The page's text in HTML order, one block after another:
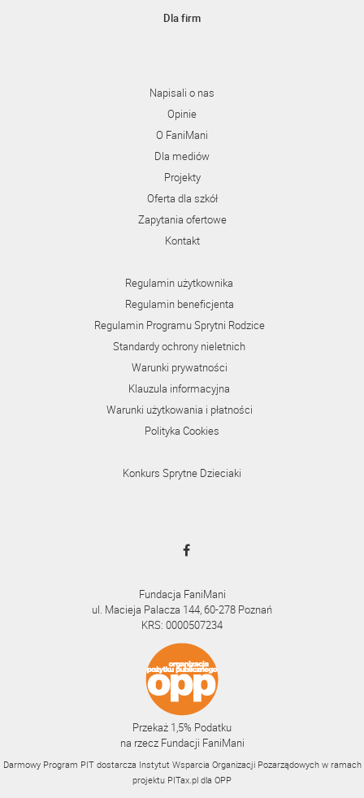
Dla firm
Napisali o nas
Opinie
O FaniMani
Dla mediów
Projekty
Oferta dla szkół
Zapytania ofertowe
Kontakt
Regulamin użytkownika
Regulamin beneficjenta
Regulamin Programu Sprytni Rodzice
Standardy ochrony nieletnich
Warunki prywatności
Klauzula informacyjna
Warunki użytkowania i płatności
Polityka Cookies
Konkurs Sprytne Dzieciaki
Fundacja FaniMani
ul. Macieja Palacza 144, 60-278 Poznań
KRS: 0000507234
Przekaż 1,5% Podatku
na rzecz Fundacji FaniMani
Darmowy Program PIT dostarcza Instytut Wsparcia Organizacji Pozarządowych w ramach
projektu PITax.pl dla OPP